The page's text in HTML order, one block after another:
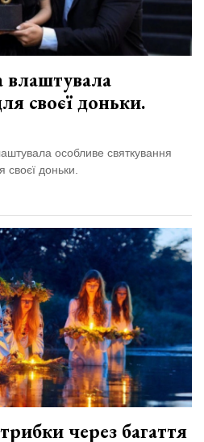
влаштувала
своєї доньки.
особливе святкування
доньки.
через багаття